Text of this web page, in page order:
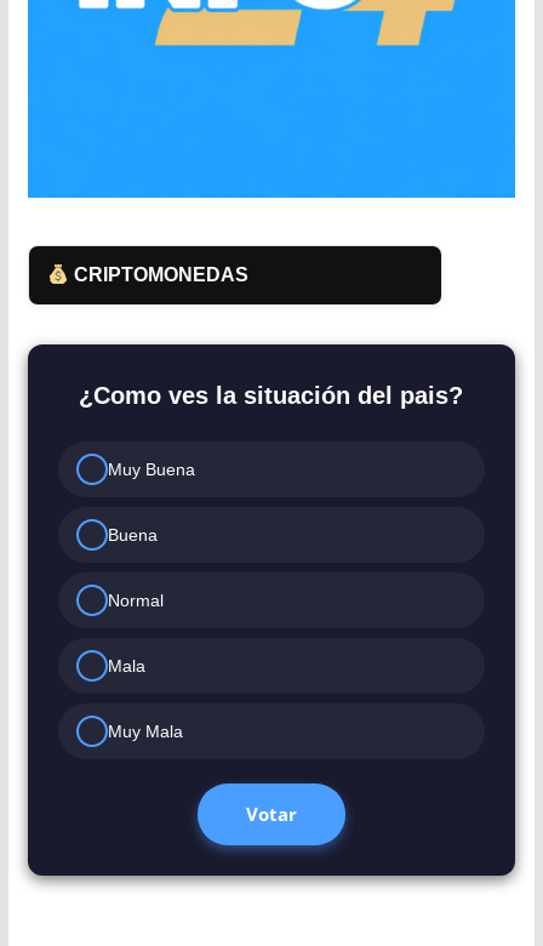
CRIPTOMONEDAS
¿Como ves la situación del pais?
Muy Buena
Buena
Normal
Mala
Muy Mala
Votar